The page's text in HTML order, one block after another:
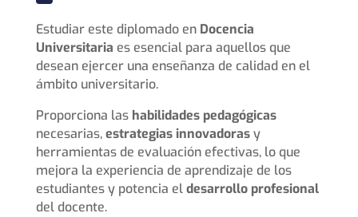
Estudiar este diplomado en Docencia
Universitaria es esencial para aquellos que
desean ejercer una enseñanza de calidad en el
ámbito universitario.
Proporciona las habilidades pedagógicas
necesarias,estrategias innovadorasy
herramientas de evaluación efectivas, lo que
mejora la experiencia de aprendizaje de los
estudiantes y potencia eldesarrollo profesional
del docente.